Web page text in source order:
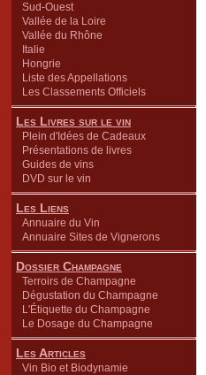
Sud-Ouest
Vallée de la Loire
Vallée du Rhône
Italie
Hongrie
Liste des Appellations
Les Classements Officiels
Les Livres sur le vin
Plein d'Idées de Cadeaux
Présentations de livres
Guides de vins
DVD sur le vin
Les Liens
Annuaire du Vin
Annuaire Sites de Vignerons
Dossier Champagne
Terroirs de Champagne
Dégustation du Champagne
L'Étiquette du Champagne
Le Dosage du Champagne
Les Articles
Vin Bio et Biodynamie